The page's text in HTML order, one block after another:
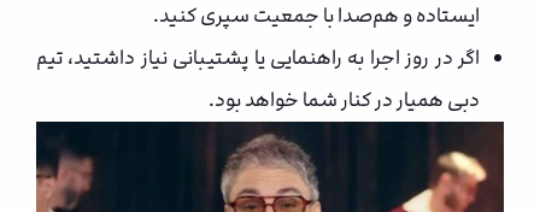
ایستاده و هم‌صدا با جمعیت سپری کنید.
اگر در روز اجرا به راهنمایی یا پشتیبانی نیاز داشتید، تیم
دبی همیار در کنار شما خواهد بود.